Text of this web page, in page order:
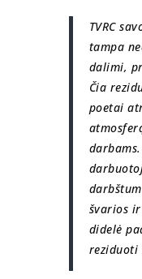
TVRC
tampa
dalimi,
Čia
poetai
švarios
didelė
reziduoti